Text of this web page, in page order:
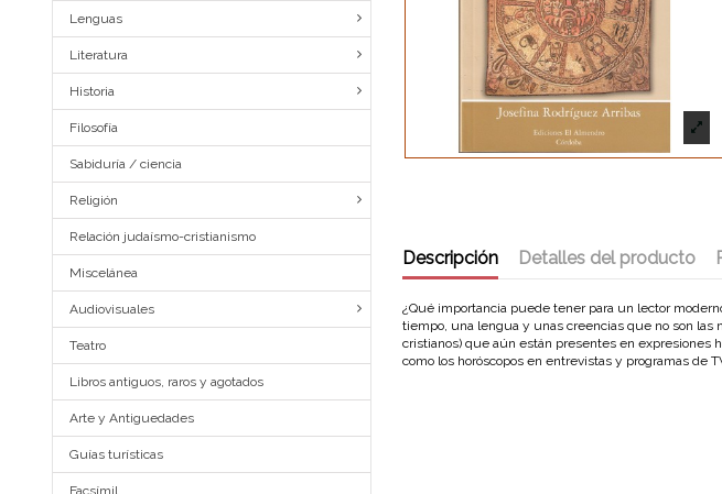
Lenguas
Literatura
Historia
Filosofía
Sabiduría / ciencia
Religión
Relación judaísmo-cristianismo
Miscelánea
Audiovisuales
Teatro
Libros antiguos, raros y agotados
Arte y Antiguedades
Guías turísticas
Descripción Detalles del producto
¿Qué importancia puede tener para un lector
tiempo, una lengua y unas creencias que no son
cristianos) que aún están presentes en expresiones
como los horóscopos en entrevistas y programas de